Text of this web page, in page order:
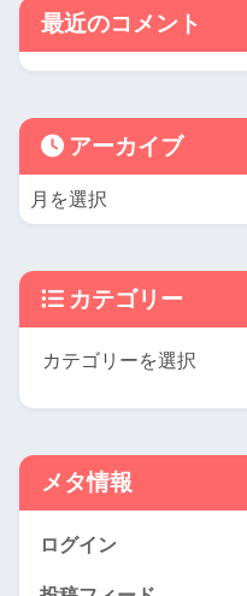
最近のコメント
アーカイブ
カテゴリー
メタ情報
ログイン